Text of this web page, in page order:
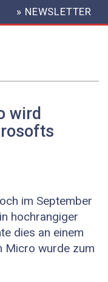
» NEWSLETTER
wird
im September
hochrangiger
dies an einem
Micro wurde zum